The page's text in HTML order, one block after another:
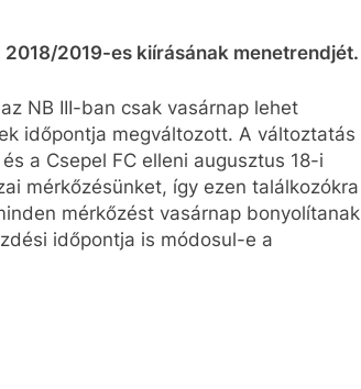
2019-es kiírásának menetrendjét.
NB III-ban csak vasárnap lehet
időpontja megváltozott. A változtatás
a Csepel FC elleni augusztus 18-i
mérkőzésünket, így ezen találkozókra
mérkőzést vasárnap bonyolítanak
időpontja is módosul-e a